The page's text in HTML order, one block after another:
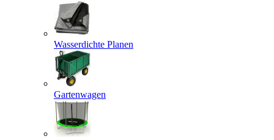
Wasserdichte Planen
Gartenwagen